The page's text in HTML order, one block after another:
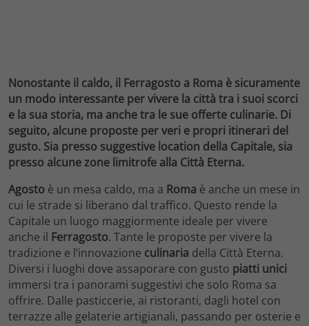
Nonostante il caldo, il Ferragosto a Roma è sicuramente
un modo interessante per vivere la città tra i suoi scorci
e la sua storia, ma anche tra le sue offerte culinarie. Di
seguito, alcune proposte per veri e propri itinerari del
gusto. Sia presso suggestive location della Capitale, sia
presso alcune zone limitrofe alla Città Eterna.
Agosto è un mesa caldo, ma a Roma è anche un mese in
cui le strade si liberano dal traffico. Questo rende la
Capitale un luogo maggiormente ideale per vivere
anche il Ferragosto. Tante le proposte per vivere la
tradizione e l’innovazione culinaria della Città Eterna.
Diversi i luoghi dove assaporare con gusto piatti unici
immersi tra i panorami suggestivi che solo Roma sa
offrire. Dalle pasticcerie, ai ristoranti, dagli hotel con
terrazze alle gelaterie artigianali, passando per osterie e